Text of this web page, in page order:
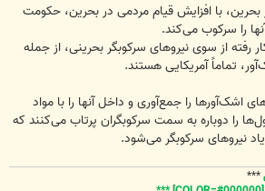
بحرین، با افزایش قیام مردمی در بحرین، حکومت
را سرکوب می‌کند.
رفته از سوی نیروهای سرکوبگر بحرینی، از جمله
تماماً آمریکایی هستند.
اشک‌آورها را جمع‌آوری و داخل آنها را با مواد
را دوباره به سمت سرکوبگران پرتاب می‌کنند که
نیروهای سرکوبگر می‌شود.
***